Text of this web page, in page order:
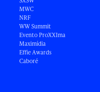
MWC
NRF
WW Summit
Evento ProXXIma
Maximídia
Effie Awards
Caboré